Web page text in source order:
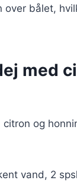
bålet,
med
og
vand, 2